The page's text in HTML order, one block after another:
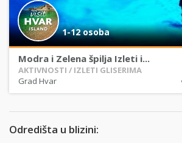
1-12 osoba
Modra i Zelena špilja Izleti i...
AKTIVNOSTI / IZLETI GLISERIMA
Grad Hvar
Odredišta u blizini: